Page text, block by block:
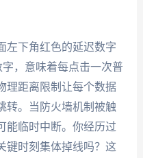
左下角红色的延迟数字
，意味着每点击一次普
理距离限制让每个数据
转。当防火墙机制被触
能临时中断。你经历过
键时刻集体掉线吗？这